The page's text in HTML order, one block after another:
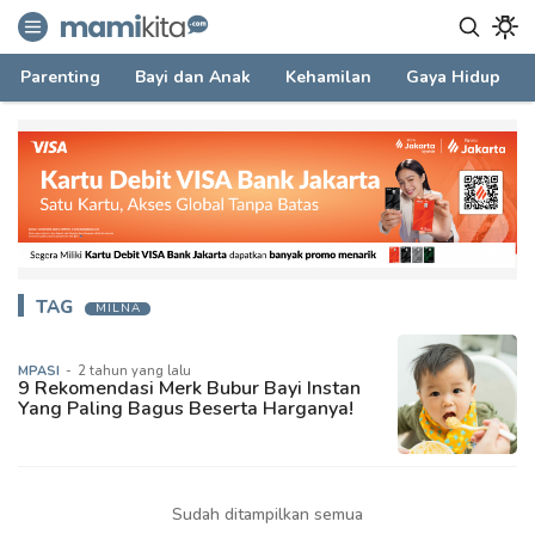
mamikita.com
Informasi Parenting untuk Mami Milenial
Parenting Bayi dan Anak Kehamilan Gaya Hidup
TAG MILNA
MPASI - 2 tahun yang lalu
9 Rekomendasi Merk Bubur Bayi Instan
Yang Paling Bagus Beserta Harganya!
Sudah ditampilkan semua